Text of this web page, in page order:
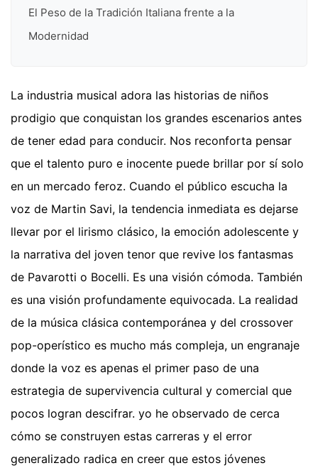
El Peso de la Tradición Italiana frente a la
Modernidad
La industria musical adora las historias de niños
prodigio que conquistan los grandes escenarios antes
de tener edad para conducir. Nos reconforta pensar
que el talento puro e inocente puede brillar por sí solo
en un mercado feroz. Cuando el público escucha la
voz de Martin Savi, la tendencia inmediata es dejarse
llevar por el lirismo clásico, la emoción adolescente y
la narrativa del joven tenor que revive los fantasmas
de Pavarotti o Bocelli. Es una visión cómoda. También
es una visión profundamente equivocada. La realidad
de la música clásica contemporánea y del crossover
pop-operístico es mucho más compleja, un engranaje
donde la voz es apenas el primer paso de una
estrategia de supervivencia cultural y comercial que
pocos logran descifrar. yo he observado de cerca
cómo se construyen estas carreras y el error
generalizado radica en creer que estos jóvenes